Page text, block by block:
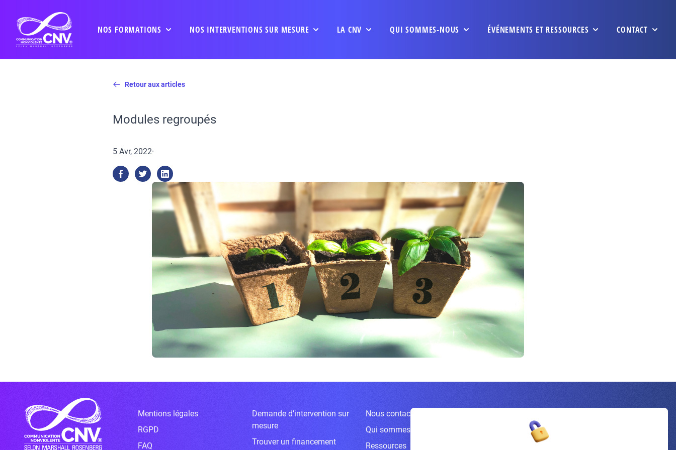
NOS FORMATIONS NOS INTERVENTIONS SUR MESURE LA CNV QUI SOMMES-NOUS ÉVÉNEMENTS ET RESSOURCES CONTACT
Retour aux articles
Modules regroupés
5 Avr, 2022·
Mentions légales
RGPD
FAQ
Demande d’intervention sur
mesure
Trouver un financement
Nous contacter
Qui sommes-nous ?
Ressources